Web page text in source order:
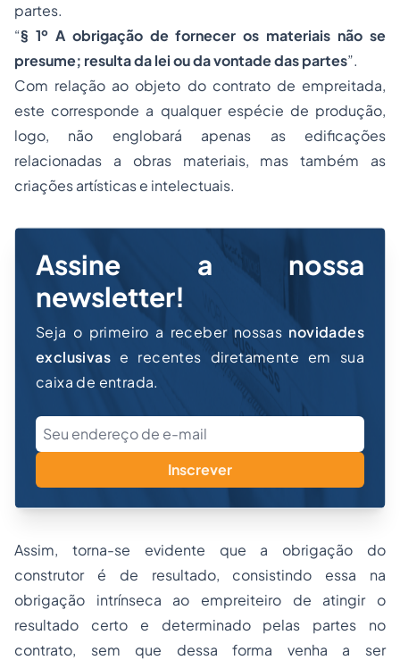
partes.
“§ 1º A obrigação de fornecer os materiais não se
presume; resulta da lei ou da vontade das partes”.
Com relação ao objeto do contrato de empreitada,
este corresponde a qualquer espécie de produção,
logo, não englobará apenas as edificações
relacionadas a obras materiais, mas também as
criações artísticas e intelectuais.
Assine a nossa
newsletter!
Seja o primeiro a receber nossas novidades
exclusivas e recentes diretamente em sua
caixa de entrada.
Inscrever
Assim, torna-se evidente que a obrigação do
construtor é de resultado, consistindo essa na
obrigação intrínseca ao empreiteiro de atingir o
resultado certo e determinado pelas partes no
contrato, sem que dessa forma venha a ser